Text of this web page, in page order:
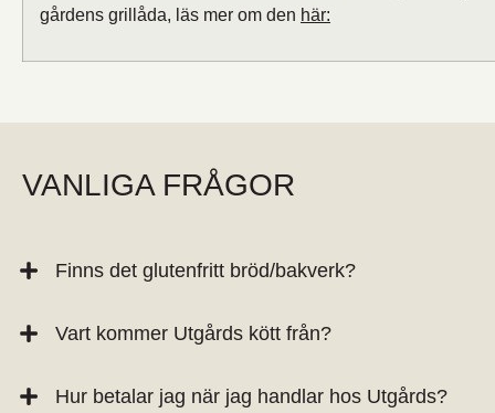
gårdens grillåda, läs mer om den här:
VANLIGA FRÅGOR
Finns det glutenfritt bröd/bakverk?
Vart kommer Utgårds kött från?
Hur betalar jag när jag handlar hos Utgårds?